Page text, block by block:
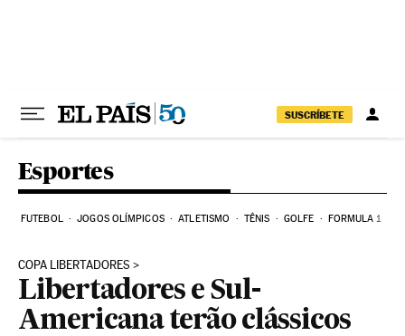
SUSCRÍBETE
Esportes
FUTEBOL JOGOS OLÍMPICOS ATLETISMO TÊNIS GOLFE FORMULA 1
COPA LIBERTADORES
Libertadores e Sul-
Americana terão clássicos